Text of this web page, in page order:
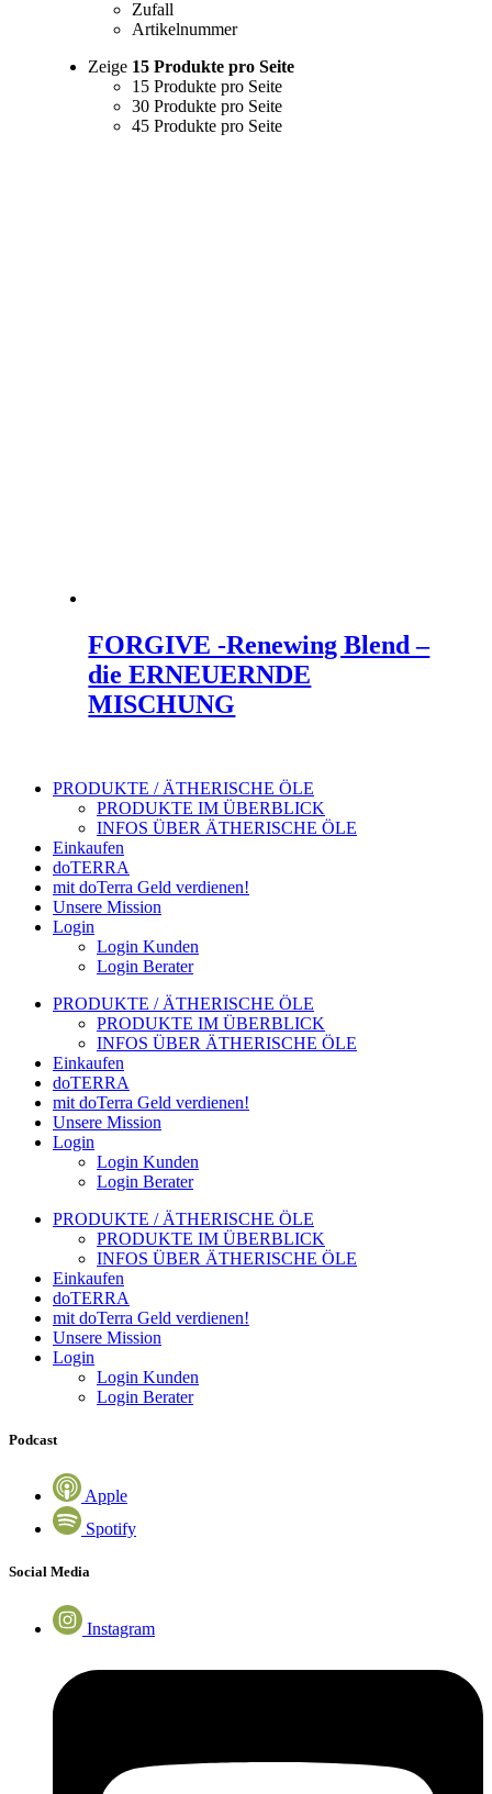
Zufall
Artikelnummer
Zeige 15 Produkte pro Seite
15 Produkte pro Seite
30 Produkte pro Seite
45 Produkte pro Seite
FORGIVE -Renewing Blend –
die ERNEUERNDE
MISCHUNG
PRODUKTE / ÄTHERISCHE ÖLE
PRODUKTE IM ÜBERBLICK
INFOS ÜBER ÄTHERISCHE ÖLE
Einkaufen
doTERRA
mit doTerra Geld verdienen!
Unsere Mission
Login
Login Kunden
Login Berater
PRODUKTE / ÄTHERISCHE ÖLE
PRODUKTE IM ÜBERBLICK
INFOS ÜBER ÄTHERISCHE ÖLE
Einkaufen
doTERRA
mit doTerra Geld verdienen!
Unsere Mission
Login
Login Kunden
Login Berater
PRODUKTE / ÄTHERISCHE ÖLE
PRODUKTE IM ÜBERBLICK
INFOS ÜBER ÄTHERISCHE ÖLE
Einkaufen
doTERRA
mit doTerra Geld verdienen!
Unsere Mission
Login
Login Kunden
Login Berater
Podcast
Apple
Spotify
Social Media
Instagram